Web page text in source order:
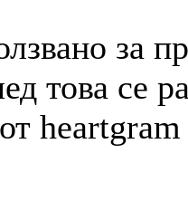
за
това се